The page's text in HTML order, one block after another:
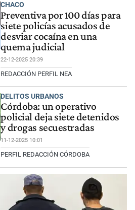
CHACO
Preventiva por 100 días para
siete policías acusados de
desviar cocaína en una
quema judicial
22-12-2025 20:39
REDACCIÓN PERFIL NEA
DELITOS URBANOS
Córdoba: un operativo
policial deja siete detenidos
y drogas secuestradas
11-12-2025 10:01
PERFIL REDACCIÓN CÓRDOBA